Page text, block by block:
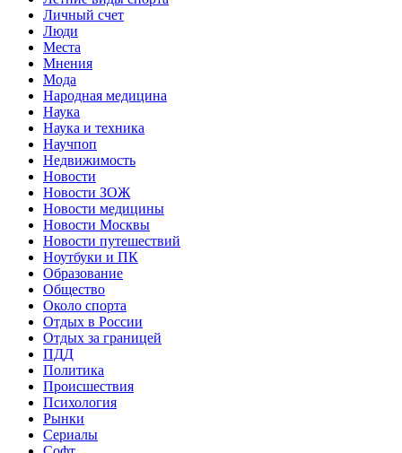
Личный счет
Люди
Места
Мнения
Мода
Народная медицина
Наука
Наука и техника
Научпоп
Недвижимость
Новости
Новости ЗОЖ
Новости медицины
Новости Москвы
Новости путешествий
Ноутбуки и ПК
Образование
Общество
Около спорта
Отдых в России
Отдых за границей
ПДД
Политика
Происшествия
Психология
Рынки
Сериалы